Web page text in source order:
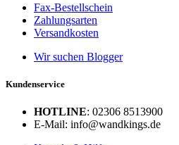
Fax-Bestellschein
Zahlungsarten
Versandkosten
Wir suchen Blogger
Kundenservice
HOTLINE: 02306 8513900
E-Mail: info@wandkings.de